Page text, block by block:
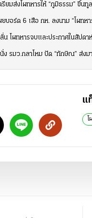
รียมส่งโผทหารให้ “ภูมิธรรม” ขึ้
ยบอร์ด 6 เสือ กห. ลงนาม “โผทห
น โผทหารจบและประกาศในสัปด
ง รมว.กลาโหม ปัด “ทักษิณ” ส่ง
แ
โ